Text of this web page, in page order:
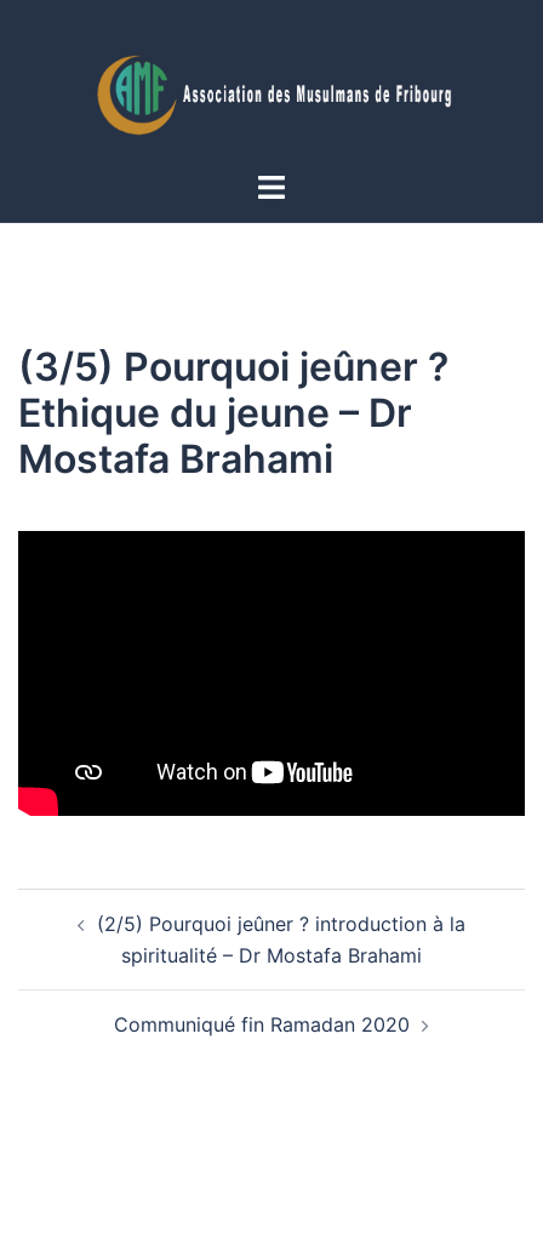
Ouvrir/fermer
(3/5) Pourquoi jeûner ?
Ethique du jeune – Dr
Mostafa Brahami
d’article(2/5) Pourquoi jeûner ? introduction à la
spiritualité – Dr Mostafa Brahami
Communiqué fin Ramadan 2020